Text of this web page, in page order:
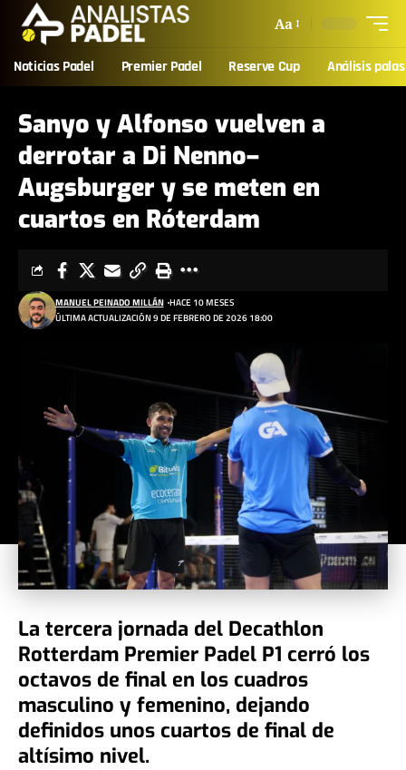
Aa
Noticias Padel Premier Padel Reserve Cup Análisis palas
Sanyo y Alfonso vuelven a
derrotar a Di Nenno–
Augsburger y se meten en
cuartos en Róterdam
ÚLTIMA ACTUALIZACIÓN 9 DE FEBRERO DE 2026 18:00
MANUEL PEINADO MILLÁN HACE 10 MESES
La tercera jornada del Decathlon
Rotterdam Premier Padel P1 cerró los
octavos de final en los cuadros
masculino y femenino, dejando
definidos unos cuartos de final de
altísimo nivel.